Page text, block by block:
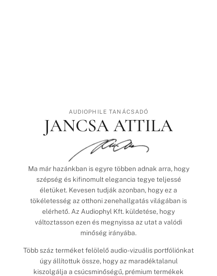
AUDIOPHILE TANÁCSADÓ
JANCSA ATTILA
Ma már hazánkban is egyre többen adnak arra, hogy
szépség és kifinomult elegancia tegye teljessé
életüket. Kevesen tudják azonban, hogy ez a
tökéletesség az otthoni zenehallgatás világában is
elérhető. Az Audiophyl Kft. küldetése, hogy
változtasson ezen és megnyissa az utat a valódi
minőség irányába.
Több száz terméket felölelő audio-vizuális portfóliónkat
úgy állítottuk össze, hogy az maradéktalanul
kiszolgálja a csúcsminőségű, prémium termékek